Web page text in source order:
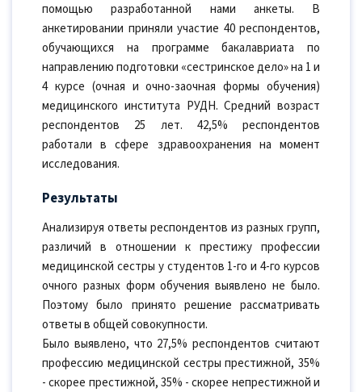
помощью разработанной нами анкеты. В
анкетировании приняли участие 40 респондентов,
обучающихся на программе бакалавриата по
направлению подготовки «сестринское дело» на 1 и
4 курсе (очная и очно-заочная формы обучения)
медицинского института РУДН. Средний возраст
респондентов 25 лет. 42,5% респондентов
работали в сфере здравоохранения на момент
исследования.
Результаты
Анализируя ответы респондентов из разных групп,
различий в отношении к престижу профессии
медицинской сестры у студентов 1-го и 4-го курсов
очного разных форм обучения выявлено не было.
Поэтому было принято решение рассматривать
ответы в общей совокупности.
Было выявлено, что 27,5% респондентов считают
профессию медицинской сестры престижной, 35%
- скорее престижной, 35% - скорее непрестижной и